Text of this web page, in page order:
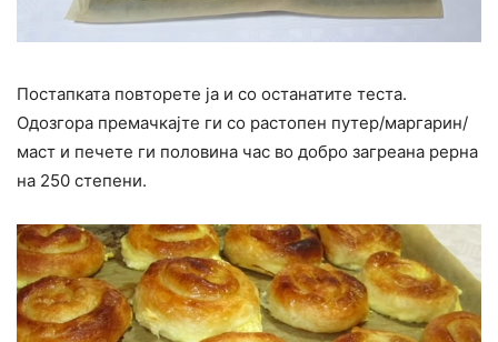
Постапката повторете ја и со останатите теста.
Одозгора премачкајте ги со растопен путер/маргарин/
маст и печете ги половина час во добро загреана рерна
на 250 степени.